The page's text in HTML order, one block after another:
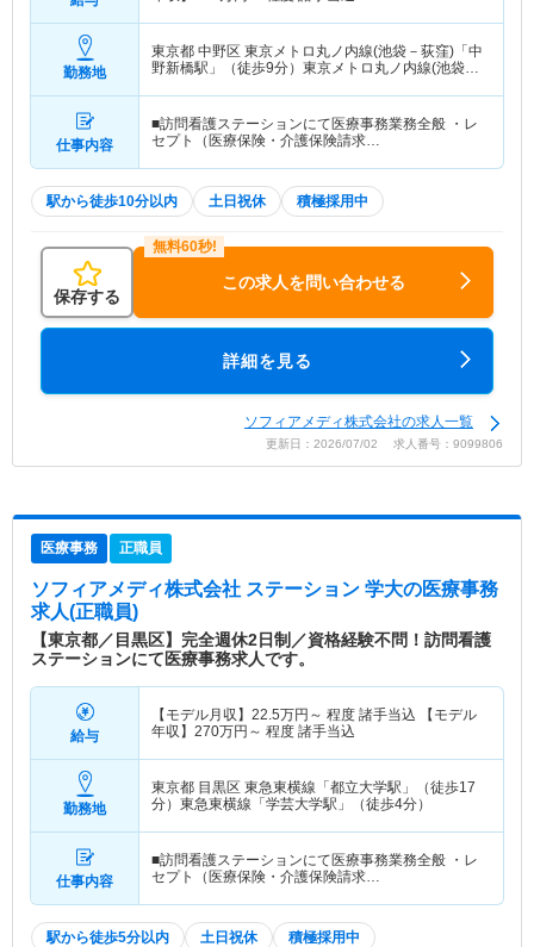
勤務地
東京都 中野区 東京メトロ丸ノ内線(池袋－荻窪)「中
野新橋駅」（徒歩9分）東京メトロ丸ノ内線(池袋－
仕事内容
■訪問看護ステーションにて医療事務業務全般 ・レ
セプト（医療保険・介護保険請求…
駅から徒歩10分以内 土日祝休 積極採用中
保存する
この求人を問い合わせる
詳細を見る
ソフィアメディ株式会社の求人一覧
更新日：2026/07/02 求人番号：9099806
医療事務 正職員
ソフィアメディ株式会社 ステーション 学大の医療事務
求人(正職員)
【東京都／目黒区】完全週休2日制／資格経験不問！訪問看護
ステーションにて医療事務求人です。
給与
【モデル月収】 22.5万円～ 程度 諸手当込 【モデル
年収】 270万円～ 程度 諸手当込
勤務地
東京都 目黒区 東急東横線「都立大学駅」（徒歩17
分）東急東横線「学芸大学駅」（徒歩4分）
仕事内容
■訪問看護ステーションにて医療事務業務全般 ・レ
セプト（医療保険・介護保険請求…
駅から徒歩5分以内 土日祝休 積極採用中